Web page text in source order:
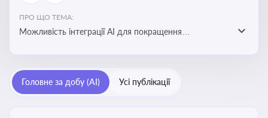
ПРО ЩО ТЕМА:
Можливість інтеграції АІ для покращення
Головне за добу (AI) Усі публікації